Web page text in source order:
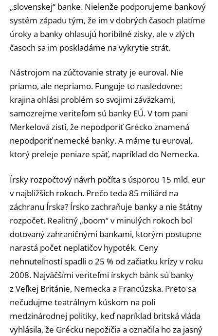
„slovenskej“ banke. Nielenže podporujeme bankový
systém západu tým, že im v dobrých časoch platíme
úroky a banky ohlasujú horibilné zisky, ale v zlých
časoch sa im poskladáme na vykrytie strát.
Nástrojom na zúčtovanie straty je euroval. Nie
priamo, ale nepriamo. Funguje to nasledovne:
krajina ohlási problém so svojimi záväzkami,
samozrejme veriteľom sú banky EÚ. V tom pani
Merkelová zistí, že nepodporiť Grécko znamená
nepodporiť nemecké banky. A máme tu euroval,
ktorý preleje peniaze späť, napríklad do Nemecka.
Írsky rozpočtový návrh počíta s úsporou 15 mld. eur
v najbližších rokoch. Prečo teda 85 miliárd na
záchranu Írska? Írsko zachraňuje banky a nie štátny
rozpočet. Realitný „boom“ v minulých rokoch bol
dotovaný zahraničnými bankami, ktorým postupne
narastá počet neplatičov hypoték. Ceny
nehnuteľností spadli o 25 % od začiatku krízy v roku
2008. Najväčšími veriteľmi írskych bánk sú banky
z Veľkej Británie, Nemecka a Francúzska. Preto sa
nečudujme teatrálnym kúskom na poli
medzinárodnej politiky, keď napríklad britská vláda
vyhlásila, že Grécku nepožičia a označila ho za jasný